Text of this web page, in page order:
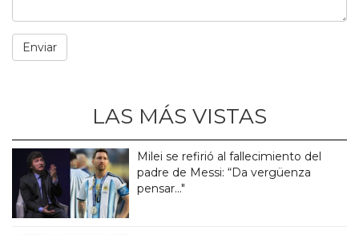
LAS MÁS VISTAS
Milei se refirió al fallecimiento del
padre de Messi: “Da vergüenza
pensar..."